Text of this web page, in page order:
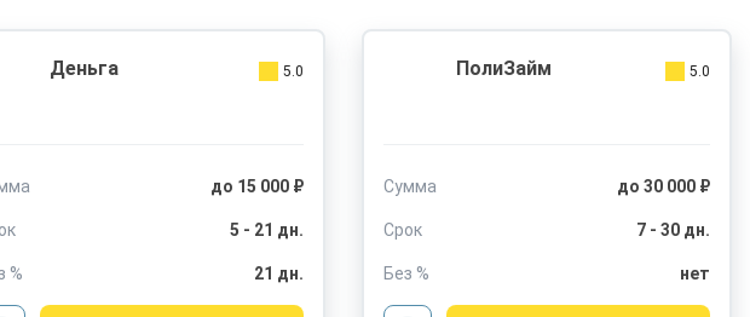
Деньга 5.0
до 15 000 ₽
5 - 21 дн.
% 21 дн.
ПолиЗайм 5.0
Сумма до 30 000 ₽
Срок 7 - 30 дн.
Без % нет